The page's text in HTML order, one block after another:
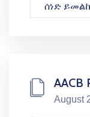
ሰነድ
AACB
August